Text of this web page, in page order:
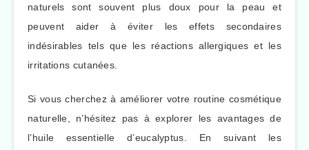
naturels sont souvent plus doux pour la peau et
peuvent aider à éviter les effets secondaires
indésirables tels que les réactions allergiques et les
irritations cutanées.
Si vous cherchez à améliorer votre routine cosmétique
naturelle, n’hésitez pas à explorer les avantages de
l’huile essentielle d’eucalyptus. En suivant les